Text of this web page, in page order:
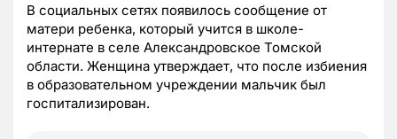
В социальных сетях появилось сообщение от
матери ребенка, который учится в школе-
интернате в селе Александровское Томской
области. Женщина утверждает, что после избиения
в образовательном учреждении мальчик был
госпитализирован.